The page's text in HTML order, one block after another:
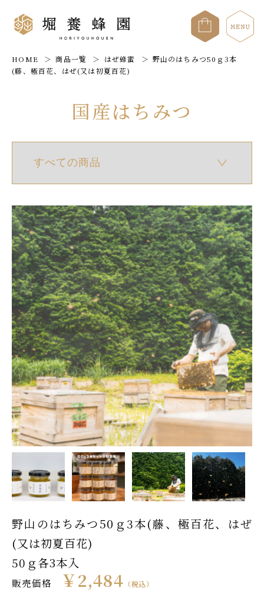
HOME 商品一覧 はぜ蜂蜜
野山のはちみつ50ｇ3本
(藤、極百花、はぜ(又は初夏百花)
国産はちみつ
野山のはちみつ50ｇ3本(藤、極百花、はぜ
(又は初夏百花)
50ｇ各3本入
販売価格 ￥2,484 （税込）